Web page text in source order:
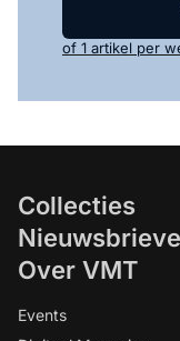
of 1 artikel per
Collecties
Over VMT
Events